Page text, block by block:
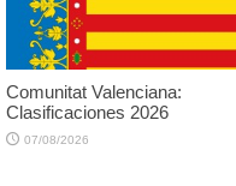
Comunitat Valenciana:
Clasificaciones 2026
07/08/2026